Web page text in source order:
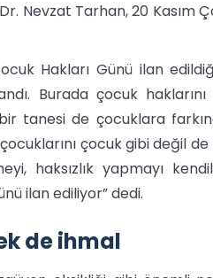
Nevzat Tarhan, 20 Kasım
Hakları Günü ilan
Burada çocuk
tanesi de çocuklara
çocuk gibi değil
haksızlık yapmayı
ilan ediliyor” dedi.
de ihmal